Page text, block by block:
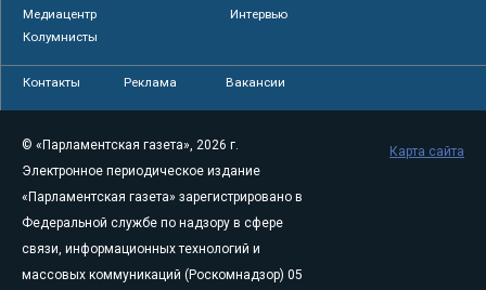
Медиацентр
Интервью
Колумнисты
Контакты Реклама Вакансии
© «Парламентская газета», 2026 г.
Электронное периодическое издание
«Парламентская газета» зарегистрировано в
Федеральной службе по надзору в сфере
связи, информационных технологий и
массовых коммуникаций (Роскомнадзор) 05
Карта сайта